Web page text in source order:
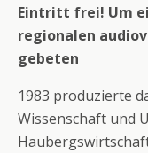
Eintritt frei! Um
regionalen
gebeten
1983 produzierte
Wissenschaft und